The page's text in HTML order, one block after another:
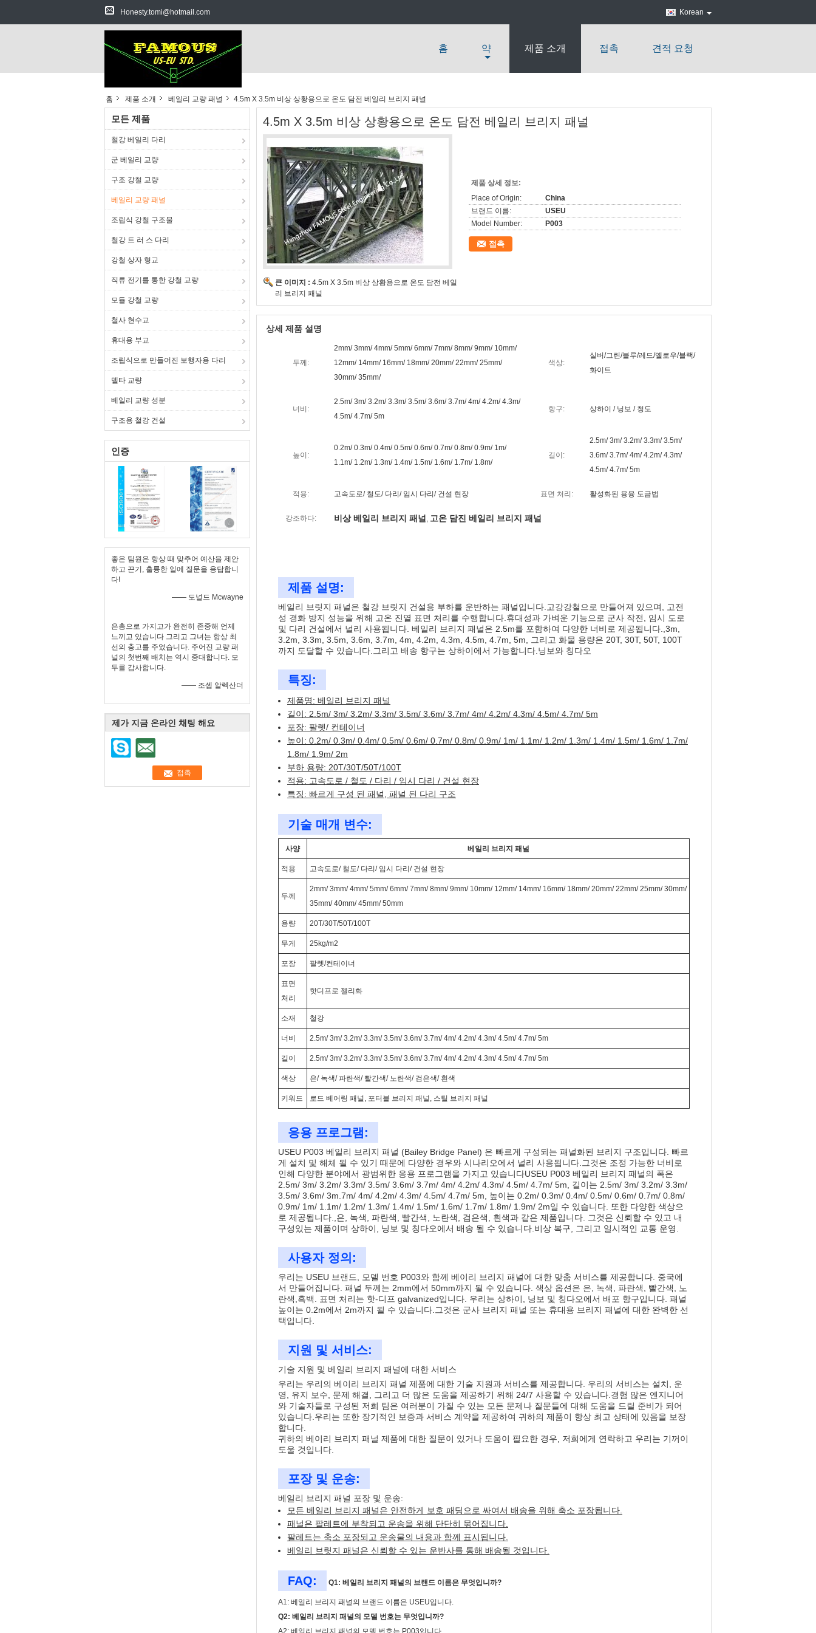
Honesty.tomi@hotmail.com Korean
홈 약 제품 소개 접촉 견적 요청
홈 제품 소개 베일리 교량 패널 4.5m X 3.5m 비상 상황용으로 온도 담전 베일리 브리지 패널
모든 제품
철강 베일리 다리
군 베일리 교량
구조 강철 교량
베일리 교량 패널
조립식 강철 구조물
철강 트 러 스 다리
강철 상자 형교
직류 전기를 통한 강철 교량
모듈 강철 교량
철사 현수교
휴대용 부교
조립식으로 만들어진 보행자용 다리
델타 교량
베일리 교량 성분
구조용 철강 건설
인증
좋은 팀원은 항상 때 맞추어 예산을 제안
하고 끈기, 훌륭한 일에 질문을 응답합니
다!
—— 도널드 Mcwayne
은총으로 가지고가 완전히 존중해 언제
느끼고 있습니다 그리고 그녀는 항상 최
선의 충고를 주었습니다. 주어진 교량 패
널의 첫번째 배치는 역시 중대합니다. 모
두를 감사합니다.
—— 조셉 알렉산더
제가 지금 온라인 채팅 해요
4.5m X 3.5m 비상 상황용으로 온도 담전 베일리 브리지 패널
큰 이미지 : 4.5m X 3.5m 비상 상황용으로 온도 담전 베일
리 브리지 패널
제품 상세 정보:
Place of Origin:
China
브랜드 이름:
USEU
Model Number:
P003
접촉
상세 제품 설명
두께:
2mm/ 3mm/ 4mm/ 5mm/ 6mm/ 7mm/ 8mm/ 9mm/ 10mm/
12mm/ 14mm/ 16mm/ 18mm/ 20mm/ 22mm/ 25mm/
30mm/ 35mm/
색상:
실버/그린/블루/레드/옐로우/블랙/
화이트
너비:
2.5m/ 3m/ 3.2m/ 3.3m/ 3.5m/ 3.6m/ 3.7m/ 4m/ 4.2m/ 4.3m/
4.5m/ 4.7m/ 5m
항구: 상하이 / 닝보 / 청도
높이:
0.2m/ 0.3m/ 0.4m/ 0.5m/ 0.6m/ 0.7m/ 0.8m/ 0.9m/ 1m/
1.1m/ 1.2m/ 1.3m/ 1.4m/ 1.5m/ 1.6m/ 1.7m/ 1.8m/
길이:
2.5m/ 3m/ 3.2m/ 3.3m/ 3.5m/
3.6m/ 3.7m/ 4m/ 4.2m/ 4.3m/
4.5m/ 4.7m/ 5m
적용: 고속도로/ 철도/ 다리/ 임시 다리/ 건설 현장 표면 처리: 활성화된 용융 도금법
강조하다: 비상 베일리 브리지 패널 , 고온 담진 베일리 브리지 패널
제품 설명:
베일리 브릿지 패널은 철강 브릿지 건설용 부하를 운반하는 패널입니다.고강강철으로 만들어져 있으며, 고전
성 경화 방지 성능을 위해 고온 진열 표면 처리를 수행합니다.휴대성과 가벼운 기능으로 군사 작전, 임시 도로
및 다리 건설에서 널리 사용됩니다. 베일리 브리지 패널은 2.5m를 포함하여 다양한 너비로 제공됩니다.,3m,
3.2m, 3.3m, 3.5m, 3.6m, 3.7m, 4m, 4.2m, 4.3m, 4.5m, 4.7m, 5m, 그리고 화물 용량은 20T, 30T, 50T, 100T
까지 도달할 수 있습니다.그리고 배송 항구는 상하이에서 가능합니다.닝보와 칭다오
특징:
제품명: 베일리 브리지 패널
길이: 2.5m/ 3m/ 3.2m/ 3.3m/ 3.5m/ 3.6m/ 3.7m/ 4m/ 4.2m/ 4.3m/ 4.5m/ 4.7m/ 5m
포장: 팔렛/ 컨테이너
높이: 0.2m/ 0.3m/ 0.4m/ 0.5m/ 0.6m/ 0.7m/ 0.8m/ 0.9m/ 1m/ 1.1m/ 1.2m/ 1.3m/ 1.4m/ 1.5m/ 1.6m/ 1.7m/
1.8m/ 1.9m/ 2m
부하 용량: 20T/30T/50T/100T
적용: 고속도로 / 철도 / 다리 / 임시 다리 / 건설 현장
특징: 빠르게 구성 된 패널, 패널 된 다리 구조
기술 매개 변수:
사양 베일리 브리지 패널
적용 고속도로/ 철도/ 다리/ 임시 다리/ 건설 현장
두께
2mm/ 3mm/ 4mm/ 5mm/ 6mm/ 7mm/ 8mm/ 9mm/ 10mm/ 12mm/ 14mm/ 16mm/ 18mm/ 20mm/ 22mm/ 25mm/ 30mm/
35mm/ 40mm/ 45mm/ 50mm
용량 20T/30T/50T/100T
무게 25kg/m2
포장 팔렛/컨테이너
표면
처리
핫디프로 젤리화
소재 철강
너비 2.5m/ 3m/ 3.2m/ 3.3m/ 3.5m/ 3.6m/ 3.7m/ 4m/ 4.2m/ 4.3m/ 4.5m/ 4.7m/ 5m
길이 2.5m/ 3m/ 3.2m/ 3.3m/ 3.5m/ 3.6m/ 3.7m/ 4m/ 4.2m/ 4.3m/ 4.5m/ 4.7m/ 5m
색상 은/ 녹색/ 파란색/ 빨간색/ 노란색/ 검은색/ 흰색
키워드 로드 베어링 패널, 포터블 브리지 패널, 스틸 브리지 패널
응용 프로그램:
USEU P003 베일리 브리지 패널 (Bailey Bridge Panel) 은 빠르게 구성되는 패널화된 브리지 구조입니다. 빠르
게 설치 및 해체 될 수 있기 때문에 다양한 경우와 시나리오에서 널리 사용됩니다.그것은 조정 가능한 너비로
인해 다양한 분야에서 광범위한 응용 프로그램을 가지고 있습니다USEU P003 베일리 브리지 패널의 폭은
2.5m/ 3m/ 3.2m/ 3.3m/ 3.5m/ 3.6m/ 3.7m/ 4m/ 4.2m/ 4.3m/ 4.5m/ 4.7m/ 5m, 길이는 2.5m/ 3m/ 3.2m/ 3.3m/
3.5m/ 3.6m/ 3m.7m/ 4m/ 4.2m/ 4.3m/ 4.5m/ 4.7m/ 5m, 높이는 0.2m/ 0.3m/ 0.4m/ 0.5m/ 0.6m/ 0.7m/ 0.8m/
0.9m/ 1m/ 1.1m/ 1.2m/ 1.3m/ 1.4m/ 1.5m/ 1.6m/ 1.7m/ 1.8m/ 1.9m/ 2m일 수 있습니다. 또한 다양한 색상으
로 제공됩니다.,은, 녹색, 파란색, 빨간색, 노란색, 검은색, 흰색과 같은 제품입니다. 그것은 신뢰할 수 있고 내
구성있는 제품이며 상하이, 닝보 및 칭다오에서 배송 될 수 있습니다.비상 복구, 그리고 일시적인 교통 운영.
사용자 정의:
우리는 USEU 브랜드, 모델 번호 P003와 함께 베이리 브리지 패널에 대한 맞춤 서비스를 제공합니다. 중국에
서 만들어집니다. 패널 두께는 2mm에서 50mm까지 될 수 있습니다. 색상 옵션은 은, 녹색, 파란색, 빨간색, 노
란색,흑백. 표면 처리는 핫-디프 galvanized입니다. 우리는 상하이, 닝보 및 칭다오에서 배포 항구입니다. 패널
높이는 0.2m에서 2m까지 될 수 있습니다.그것은 군사 브리지 패널 또는 휴대용 브리지 패널에 대한 완벽한 선
택입니다.
지원 및 서비스:
기술 지원 및 베일리 브리지 패널에 대한 서비스
우리는 우리의 베이리 브리지 패널 제품에 대한 기술 지원과 서비스를 제공합니다. 우리의 서비스는 설치, 운
영, 유지 보수, 문제 해결, 그리고 더 많은 도움을 제공하기 위해 24/7 사용할 수 있습니다.경험 많은 엔지니어
와 기술자들로 구성된 저희 팀은 여러분이 가질 수 있는 모든 문제나 질문들에 대해 도움을 드릴 준비가 되어
있습니다.우리는 또한 장기적인 보증과 서비스 계약을 제공하여 귀하의 제품이 항상 최고 상태에 있음을 보장
합니다.
귀하의 베이리 브리지 패널 제품에 대한 질문이 있거나 도움이 필요한 경우, 저희에게 연락하고 우리는 기꺼이
도울 것입니다.
포장 및 운송:
베일리 브리지 패널 포장 및 운송:
모든 베일리 브리지 패널은 안전하게 보호 패딩으로 싸여서 배송을 위해 축소 포장됩니다.
패널은 팔레트에 부착되고 운송을 위해 단단히 묶어집니다.
팔레트는 축소 포장되고 운송물의 내용과 함께 표시됩니다.
베일리 브릿지 패널은 신뢰할 수 있는 운반사를 통해 배송될 것입니다.
FAQ: Q1: 베일리 브리지 패널의 브랜드 이름은 무엇입니까?
A1: 베일리 브리지 패널의 브랜드 이름은 USEU입니다.
Q2: 베일리 브리지 패널의 모델 번호는 무엇입니까?
A2: 베일리 브리지 패널의 모델 번호는 P003입니다.